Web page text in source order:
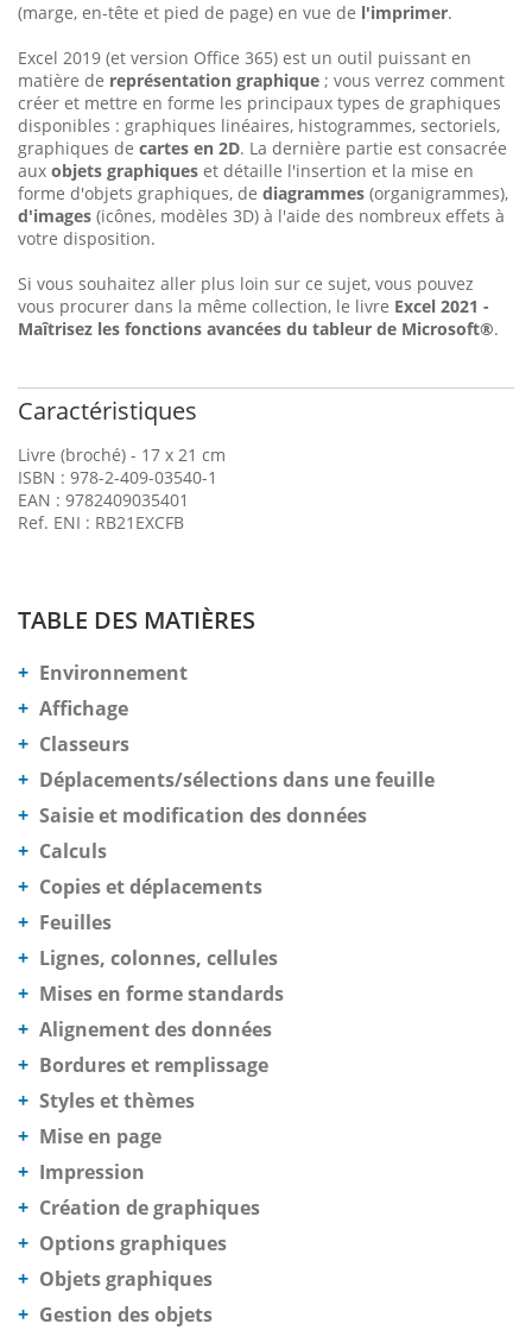
(marge, en-tête et pied de page) en vue de l'imprimer.
Excel 2019 (et version Office 365) est un outil puissant en
matière de représentation graphique ; vous verrez comment
créer et mettre en forme les principaux types de graphiques
disponibles : graphiques linéaires, histogrammes, sectoriels,
graphiques de cartes en 2D. La dernière partie est consacrée
aux objets graphiques et détaille l'insertion et la mise en
forme d'objets graphiques, de diagrammes (organigrammes),
d'images (icônes, modèles 3D) à l'aide des nombreux effets à
votre disposition.
Si vous souhaitez aller plus loin sur ce sujet, vous pouvez
vous procurer dans la même collection, le livre Excel 2021 -
Maîtrisez les fonctions avancées du tableur de Microsoft®.
Caractéristiques
Livre (broché) - 17 x 21 cm
ISBN : 978-2-409-03540-1
EAN : 9782409035401
Ref. ENI : RB21EXCFB
TABLE DES MATIÈRES
Environnement
Affichage
Classeurs
Déplacements/sélections dans une feuille
Saisie et modification des données
Calculs
Copies et déplacements
Feuilles
Lignes, colonnes, cellules
Mises en forme standards
Alignement des données
Bordures et remplissage
Styles et thèmes
Mise en page
Impression
Création de graphiques
Options graphiques
Objets graphiques
Gestion des objets